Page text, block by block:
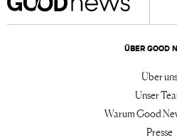
ÜBER GOOD
Über uns
Unser
Warum Good
Presse